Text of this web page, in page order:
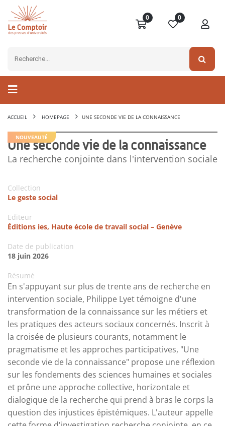
0 0
ACCUEIL HOMEPAGE UNE SECONDE VIE DE LA CONNAISSANCE
NOUVEAUTÉ
Une seconde vie de la connaissance
La recherche conjointe dans l'intervention sociale
Collection
Le geste social
Editeur
Éditions ies, Haute école de travail social – Genève
Date de publication
18 juin 2026
Résumé
En s'appuyant sur plus de trente ans de recherche en
intervention sociale, Philippe Lyet témoigne d'une
transformation de la connaissance sur les métiers et
les pratiques des acteurs sociaux concernés. Inscrit à
la croisée de plusieurs courants, notamment le
pragmatisme et les approches participatives, "Une
seconde vie de la connaissance" propose une réflexion
sur les fondements des sciences humaines et sociales
et prône une approche collective, horizontale et
dialogique de la recherche qui prend à bras le corps la
question des injustices épistémiques. L'auteur appelle